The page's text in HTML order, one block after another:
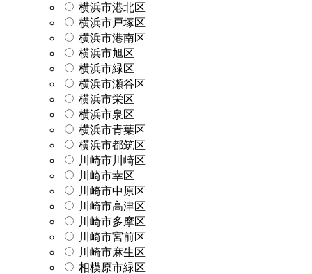
横浜市港北区
横浜市戸塚区
横浜市港南区
横浜市旭区
横浜市緑区
横浜市瀬谷区
横浜市栄区
横浜市泉区
横浜市青葉区
横浜市都筑区
川崎市川崎区
川崎市幸区
川崎市中原区
川崎市高津区
川崎市多摩区
川崎市宮前区
川崎市麻生区
相模原市緑区